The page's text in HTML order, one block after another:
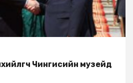
Чингисийн музейд